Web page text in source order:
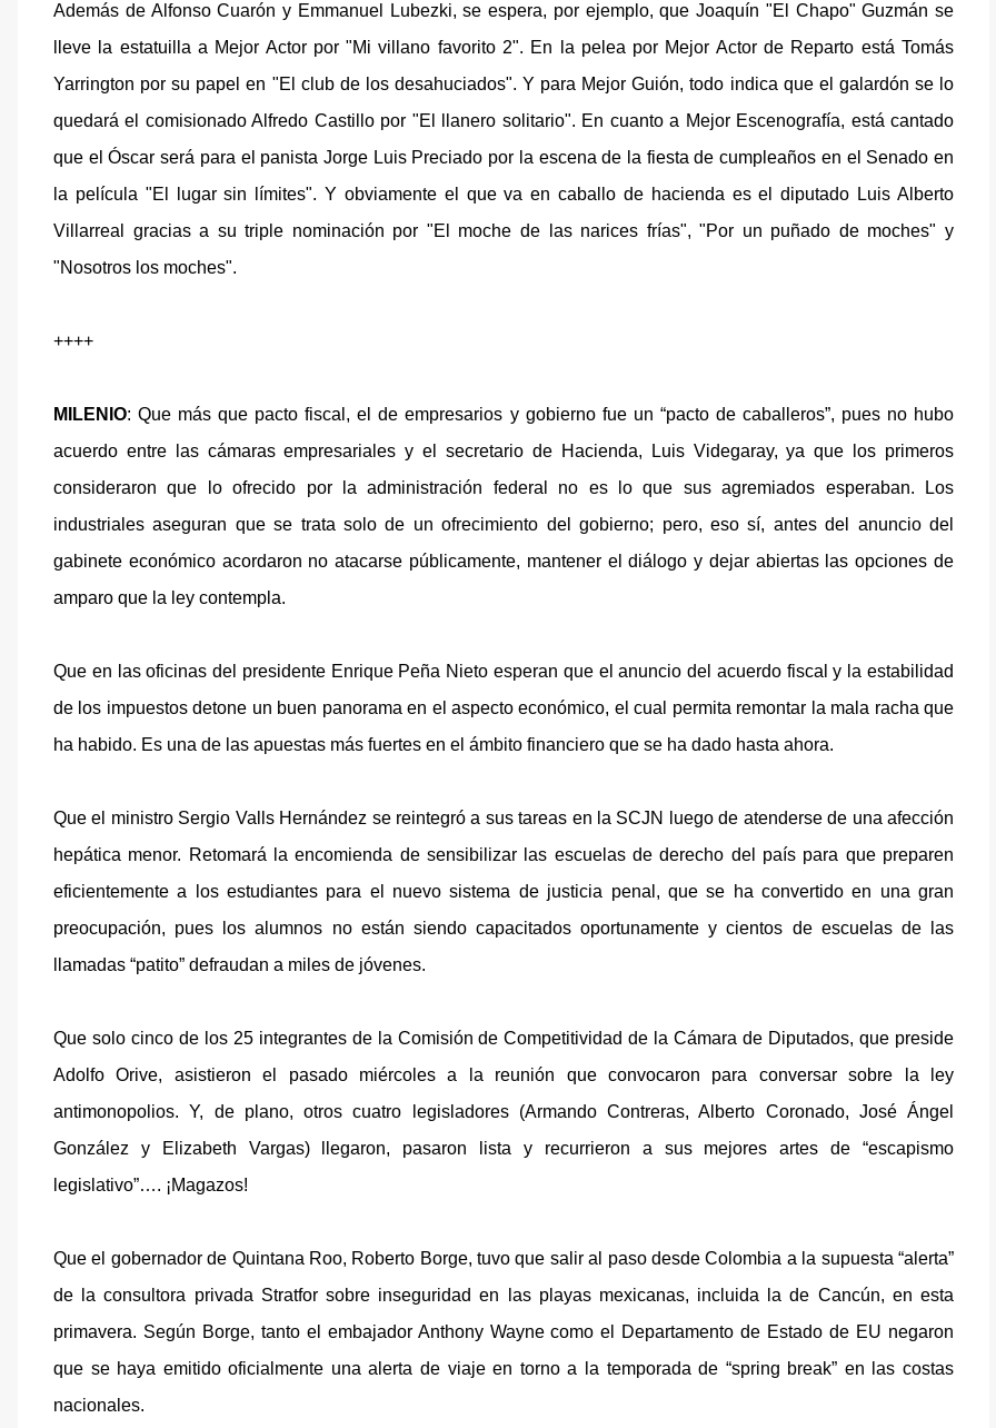
Además de Alfonso Cuarón y Emmanuel Lubezki, se espera, por ejemplo, que Joaquín "El Chapo" Guzmán se
lleve la estatuilla a Mejor Actor por "Mi villano favorito 2". En la pelea por Mejor Actor de Reparto está Tomás
Yarrington por su papel en "El club de los desahuciados". Y para Mejor Guión, todo indica que el galardón se lo
quedará el comisionado Alfredo Castillo por "El llanero solitario". En cuanto a Mejor Escenografía, está cantado
que el Óscar será para el panista Jorge Luis Preciado por la escena de la fiesta de cumpleaños en el Senado en
la película "El lugar sin límites". Y obviamente el que va en caballo de hacienda es el diputado Luis Alberto
Villarreal gracias a su triple nominación por "El moche de las narices frías", "Por un puñado de moches" y
"Nosotros los moches".
++++
MILENIO: Que más que pacto fiscal, el de empresarios y gobierno fue un “pacto de caballeros”, pues no hubo
acuerdo entre las cámaras empresariales y el secretario de Hacienda, Luis Videgaray, ya que los primeros
consideraron que lo ofrecido por la administración federal no es lo que sus agremiados esperaban. Los
industriales aseguran que se trata solo de un ofrecimiento del gobierno; pero, eso sí, antes del anuncio del
gabinete económico acordaron no atacarse públicamente, mantener el diálogo y dejar abiertas las opciones de
amparo que la ley contempla.
Que en las oficinas del presidente Enrique Peña Nieto esperan que el anuncio del acuerdo fiscal y la estabilidad
de los impuestos detone un buen panorama en el aspecto económico, el cual permita remontar la mala racha que
ha habido. Es una de las apuestas más fuertes en el ámbito financiero que se ha dado hasta ahora.
Que el ministro Sergio Valls Hernández se reintegró a sus tareas en la SCJN luego de atenderse de una afección
hepática menor. Retomará la encomienda de sensibilizar las escuelas de derecho del país para que preparen
eficientemente a los estudiantes para el nuevo sistema de justicia penal, que se ha convertido en una gran
preocupación, pues los alumnos no están siendo capacitados oportunamente y cientos de escuelas de las
llamadas “patito” defraudan a miles de jóvenes.
Que solo cinco de los 25 integrantes de la Comisión de Competitividad de la Cámara de Diputados, que preside
Adolfo Orive, asistieron el pasado miércoles a la reunión que convocaron para conversar sobre la ley
antimonopolios. Y, de plano, otros cuatro legisladores (Armando Contreras, Alberto Coronado, José Ángel
González y Elizabeth Vargas) llegaron, pasaron lista y recurrieron a sus mejores artes de “escapismo
legislativo”…. ¡Magazos!
Que el gobernador de Quintana Roo, Roberto Borge, tuvo que salir al paso desde Colombia a la supuesta “alerta”
de la consultora privada Stratfor sobre inseguridad en las playas mexicanas, incluida la de Cancún, en esta
primavera. Según Borge, tanto el embajador Anthony Wayne como el Departamento de Estado de EU negaron
que se haya emitido oficialmente una alerta de viaje en torno a la temporada de “spring break” en las costas
nacionales.